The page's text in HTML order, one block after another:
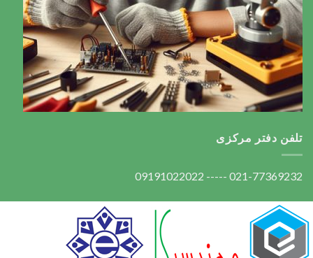
تلفن دفتر مرکزی
021-77369232 ----- 09191022022